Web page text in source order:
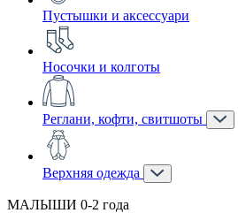
Пустышки и аксессуари
Носочки и колготы
Реглани, кофти, свитшоты
Верхняя одежда
МАЛЫШИ 0-2 года